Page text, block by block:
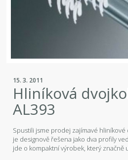
15. 3. 2011
Hliníková
AL393
Spustili jsme prodej zajímavé hliníkové
je designově řešena jako dva profily
jde o kompaktní výrobek, který značně